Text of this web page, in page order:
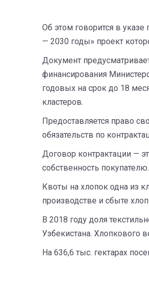
Об этом говорится в указе
— 2030 годы» проект
Документ
финансирования
годовых на срок до 18
кластеров.
Предоставляется право
обязательств по
Договор контрактации —
собственность
Квоты на хлопок одна из
производстве и сбыте
В 2018 году доля
Узбекистана. Хлопкового
На 636,6 тыc. гектарах